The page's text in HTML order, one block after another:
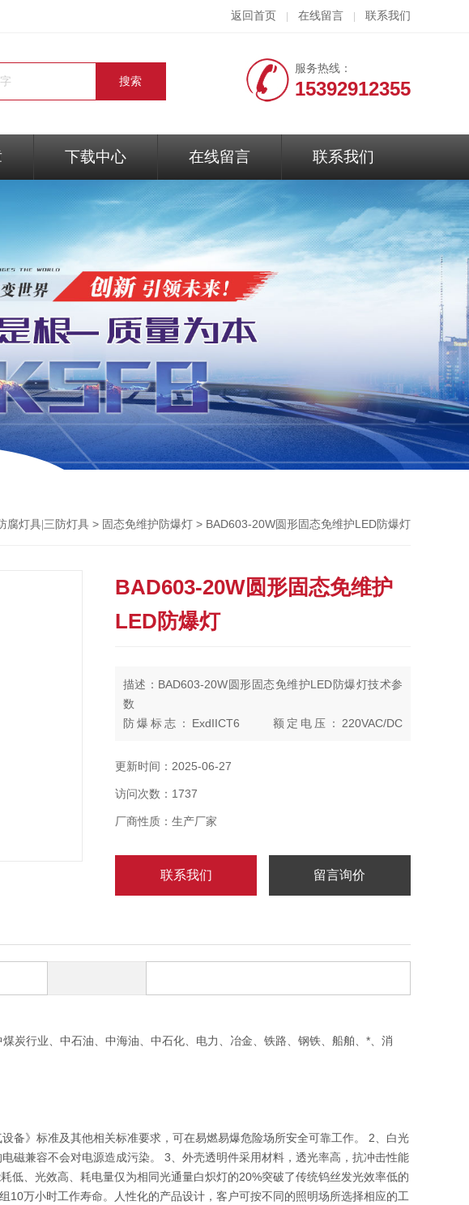
返回首页 在线留言 联系我们
服务热线：
15392912355
下载中心 在线留言 联系我们
腐灯具|三防灯具 > 固态免维护防爆灯 > BAD603-20W圆形固态免维护LED防爆灯
BAD603-20W圆形固态免维护
LED防爆灯
描述：BAD603-20W圆形固态免维护LED防爆灯技术参
数
防爆标志：ExdIICT6 额定电压：220VAC/DC
缘等：I 防腐等：WF2
更新时间：2025-06-27
访问次数：1737
厂商性质：生产厂家
联系我们 留言询价
炭行业、中石油、中海油、中石化、电力、冶金、铁路、钢铁、船舶、*、消
备》标准及其他相关标准要求，可在易燃易爆危险场所安全可靠工作。 2、白光
磁兼容不会对电源造成污染。 3、外壳透明件采用材料，透光率高，抗冲击性能
低、光效高、耗电量仅为相同光通量白炽灯的20%突破了传统钨丝发光效率低的
10万小时工作寿命。人性化的产品设计，客户可按不同的照明场所选择相应的工